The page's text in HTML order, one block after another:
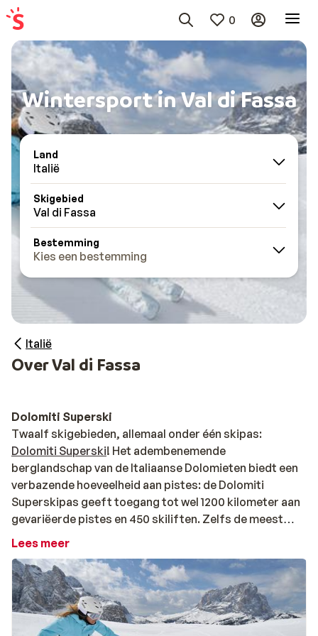
0
Wintersport in Val di Fassa
Land
Italië
Skigebied
Val di Fassa
Bestemming
Kies een bestemming
Italië
Over Val di Fassa
Dolomiti Superski
Twaalf skigebieden, allemaal onder één skipas:
Dolomiti Superski! Het adembenemende
berglandschap van de Italiaanse Dolomieten biedt een
verbazende hoeveelheid aan pistes: de Dolomiti
Superskipas geeft toegang tot wel 1200 kilometer aan
gevariëerde pistes en 450 skiliften. Zelfs de meest
doorgewinterde wintersportfan zal hier geen tijd
voor de gebiedenVal Gardena,Val di Fassa, Arabba-
Marmolada, Alta Badia, Cortina d'Ampezzo, Kronplatz,
Sextner Dolomiten, Valle di Fiemme, San Martino di
Castrozza, Valle Isarco, Trevalli-Moena en Civetta.
Lees meer